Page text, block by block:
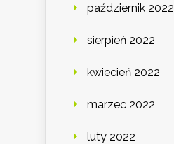
październik 2022
sierpień 2022
kwiecień 2022
marzec 2022
luty 2022